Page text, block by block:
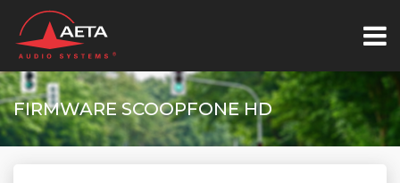
FIRMWARE SCOOPFONE HD